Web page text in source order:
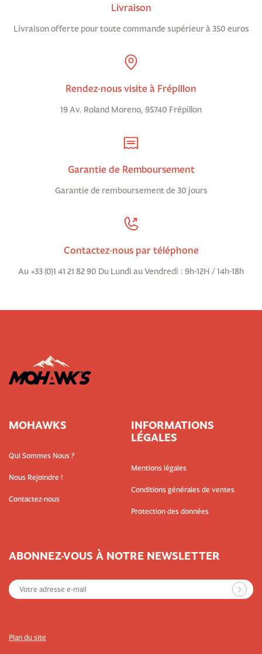
Livraison
Livraison offerte pour toute commande supérieur à 350 euros
Rendez-nous visite à Frépillon
19 Av. Roland Moreno, 95740 Frépillon
Garantie de Remboursement
Garantie de remboursement de 30 jours
Contactez-nous par téléphone
Au +33 (0)1 41 21 82 90 Du Lundi au Vendredi : 9h-12H / 14h-18h
MOHAWKS
Qui Sommes Nous ?
Nous Rejoindre !
Contactez-nous
INFORMATIONS
LÉGALES
Mentions légales
Conditions générales de ventes
Protection des données
ABONNEZ-VOUS À NOTRE NEWSLETTER
Plan du site